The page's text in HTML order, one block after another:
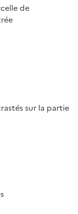
de
sur la partie